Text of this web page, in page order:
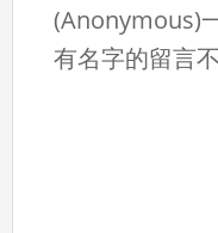
(Anonymous)
有名字的留言